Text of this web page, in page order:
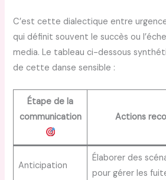
C’est cette dialectique entre
qui définit souvent le succès ou
media. Le tableau ci-dessous
de cette danse sensible :
Étape de la
communication
Actions
Anticipation
Élaborer des
pour gérer les